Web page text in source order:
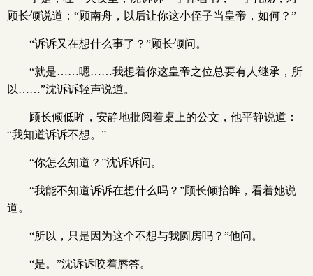
顾长倾说道：“顾南舟，以后让你这小侄子当皇帝，如何？”
“诉诉又在想什么事了？”顾长倾问。
“就是……嗯……我想着你这皇帝之位总要有人继承，所
以……”沈诉诉轻声说道。
顾长倾低眸，安静地批阅着桌上的公文，他平静说道：
“我知道诉诉不想。”
“你怎么知道？”沈诉诉问。
“我能不知道诉诉在想什么吗？”顾长倾抬眸，看着她说
道。
“所以，只是因为这个不想与我圆房吗？”他问。
“是。”沈诉诉咬着唇答。